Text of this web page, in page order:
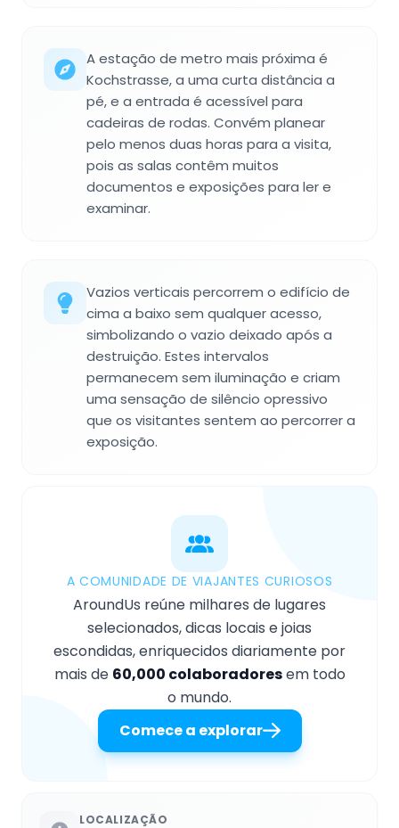
A estação de metro mais próxima é
Kochstrasse, a uma curta distância a
pé, e a entrada é acessível para
cadeiras de rodas. Convém planear
pelo menos duas horas para a visita,
pois as salas contêm muitos
documentos e exposições para ler e
examinar.
Vazios verticais percorrem o edifício de
cima a baixo sem qualquer acesso,
simbolizando o vazio deixado após a
destruição. Estes intervalos
permanecem sem iluminação e criam
uma sensação de silêncio opressivo
que os visitantes sentem ao percorrer a
exposição.
A COMUNIDADE DE VIAJANTES CURIOSOS
AroundUs reúne milhares de lugares
selecionados, dicas locais e joias
escondidas, enriquecidos diariamente por
mais de 60,000 colaboradoresem todo
o mundo.
Comece a explorar
LOCALIZAÇÃO